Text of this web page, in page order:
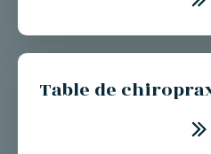
Table de